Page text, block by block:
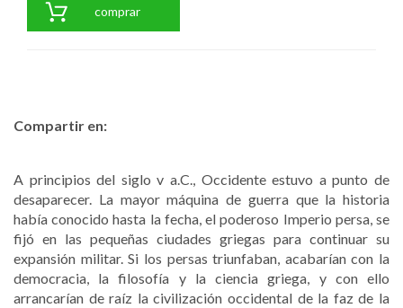
comprar
Compartir en:
A principios del siglo v a.C., Occidente estuvo a punto de
desaparecer. La mayor máquina de guerra que la historia
había conocido hasta la fecha, el poderoso Imperio persa, se
fijó en las pequeñas ciudades griegas para continuar su
expansión militar. Si los persas triunfaban, acabarían con la
democracia, la filosofía y la ciencia griega, y con ello
arrancarían de raíz la civilización occidental de la faz de la